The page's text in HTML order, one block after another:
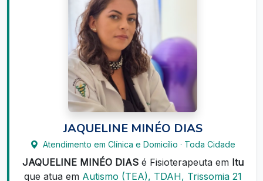
JAQUELINE MINÉO DIAS
Atendimento em Clínica e Domicílio · Toda Cidade
JAQUELINE MINÉO DIASé Fisioterapeuta em Itu
que atua em Autismo (TEA), TDAH, Trissomia 21